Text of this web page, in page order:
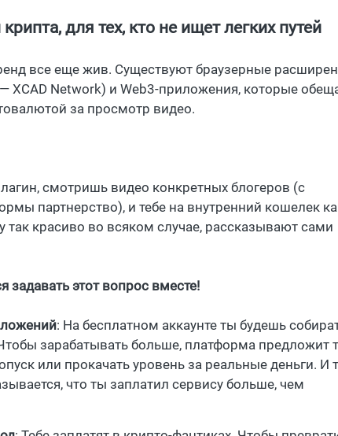
для тех, кто не ищет легких путей
все еще жив. Существуют браузерные
XCAD Network) и Web3-приложения, которые
за просмотр видео.
смотришь видео конкретных блогеров (с
партнерство), и тебе на внутренний кошелек
так красиво во всяком случае, рассказывают сами
задавать этот вопрос вместе!
: На бесплатном аккаунте ты будешь
зарабатывать больше, платформа предложит
или прокачать уровень за реальные деньги. И
что ты заплатил сервису больше, чем